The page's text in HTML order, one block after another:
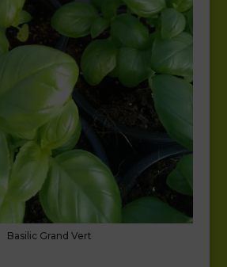
Basilic Grand Vert